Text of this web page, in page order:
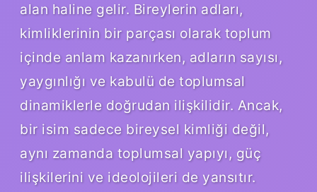
alan haline gelir. Bireylerin adları,
kimliklerinin bir parçası olarak toplum
içinde anlam kazanırken, adların sayısı,
yaygınlığı ve kabulü de toplumsal
dinamiklerle doğrudan ilişkilidir. Ancak,
bir isim sadece bireysel kimliği değil,
aynı zamanda toplumsal yapıyı, güç
ilişkilerini ve ideolojileri de yansıtır.